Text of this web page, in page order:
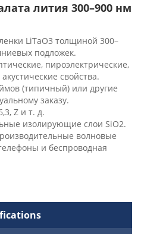
лития 300–900 нм
LiTaO3 толщиной 300–
подложек.
пироэлектрические,
свойства.
(типичный) или другие
заказу.
Z и т. д.
изолирующие слои SiO2.
волновые
и беспроводная